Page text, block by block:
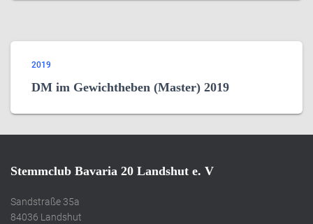
2019
DM im Gewichtheben (Master) 2019
Stemmclub Bavaria 20 Landshut e. V
Sandstraße 35a
84036 Landshut